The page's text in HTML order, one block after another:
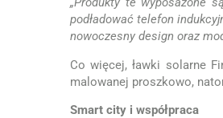
podładować telefon
nowoczesny design oraz
Co więcej, ławki solarne
malowanej proszkowo,
Smart city i współpraca